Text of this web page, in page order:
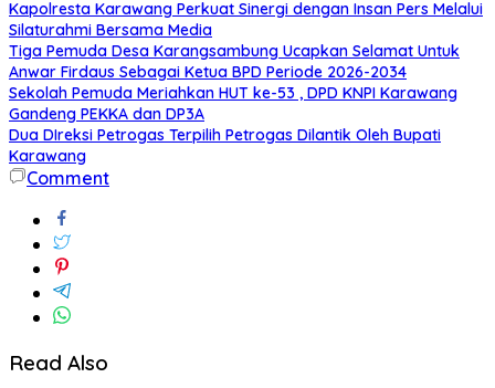
Kapolresta Karawang Perkuat Sinergi dengan Insan Pers Melalui
Silaturahmi Bersama Media
Tiga Pemuda Desa Karangsambung Ucapkan Selamat Untuk
Anwar Firdaus Sebagai Ketua BPD Periode 2026-2034
Sekolah Pemuda Meriahkan HUT ke-53 , DPD KNPI Karawang
Gandeng PEKKA dan DP3A
Dua DIreksi Petrogas Terpilih Petrogas Dilantik Oleh Bupati
Karawang
Comment
Read Also